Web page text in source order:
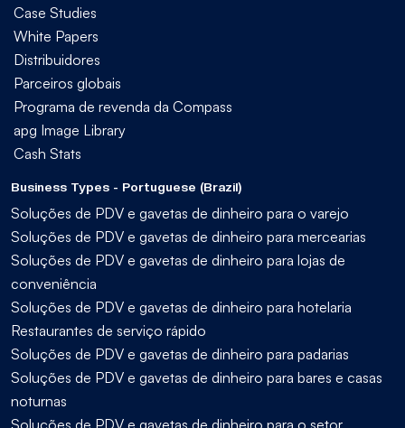
Case Studies
White Papers
Distribuidores
Parceiros globais
Programa de revenda da Compass
apg Image Library
Cash Stats
Business Types - Portuguese (Brazil)
Soluções de PDV e gavetas de dinheiro para o varejo
Soluções de PDV e gavetas de dinheiro para mercearias
Soluções de PDV e gavetas de dinheiro para lojas de
conveniência
Soluções de PDV e gavetas de dinheiro para hotelaria
Restaurantes de serviço rápido
Soluções de PDV e gavetas de dinheiro para padarias
Soluções de PDV e gavetas de dinheiro para bares e casas
noturnas